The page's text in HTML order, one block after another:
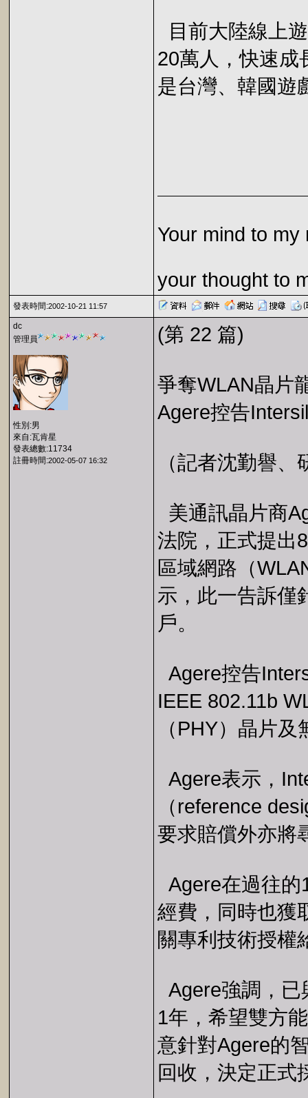
目前大陸線上
20萬人，快速成
是台灣、韓國遊
Your mind to my
your thought to
發表時間:2002-10-21 11:57
dc
管理員
性別:男
來自:瓦肯星
發表總數:11734
註冊時間:2002-05-07 16:32
(第 22 篇)
爭奪WLAN晶片
Agere控告
（記者沈勤譽
美通訊晶片商
法院，正式提出
區域網路（
示，此一告訴僅
戶。
Agere控告
IEEE 802.11b
（PHY）晶片
Agere表示，
（reference
要求賠償外亦將
Agere在過往
經費，同時也獲
關專利技術授權
Agere強調，
1年，希望雙方
意針對Agere的
回收，決定正式